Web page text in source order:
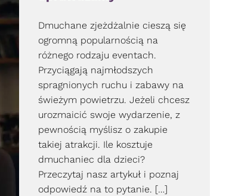
Dmuchane zjeżdżalnie cieszą się
ogromną popularnością na
różnego rodzaju eventach.
Przyciągają najmłodszych
spragnionych ruchu i zabawy na
świeżym powietrzu. Jeżeli chcesz
urozmaicić swoje wydarzenie, z
pewnością myślisz o zakupie
takiej atrakcji. Ile kosztuje
dmuchaniec dla dzieci?
Przeczytaj nasz artykuł i poznaj
odpowiedź na to pytanie. […]